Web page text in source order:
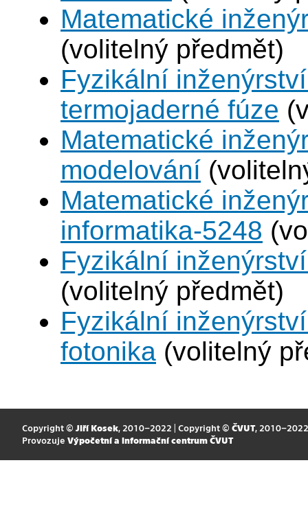
Matematické
(volitelný předmět)
Fyzikální
termojaderné fúze
Matematické
modelování
Matematické
informatika-5248
Fyzikální
(volitelný předmět)
Fyzikální
fotonika (volitelný
Copyright © Jiří Kosek, 2010–2022 | Copyright © ČVUT, 2010–2022
Provozuje Výpočetní a informační centrum ČVUT